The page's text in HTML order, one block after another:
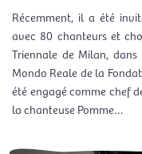
Récemment, il a été
avec 80 chanteurs et
Triennale de Milan,
Mondo Reale de la
été engagé comme chef
la chanteuse Pomme…